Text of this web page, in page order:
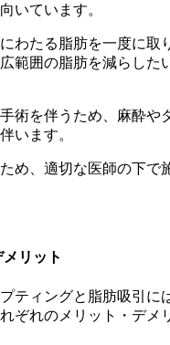
いています。
わたる脂肪を一度に取
範囲の脂肪を減らした
術を伴うため、麻酔や
います。
め、適切な医師の下で
リット
ティングと脂肪吸引に
ぞれのメリット・デメ